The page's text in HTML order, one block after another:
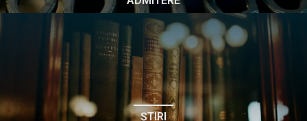
Erasmus & Internațional
Despre Facultate
ȘTIRI